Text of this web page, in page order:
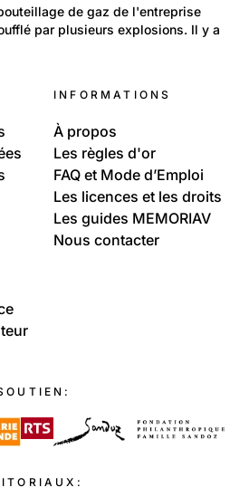
à Renens en 1969
de gaz de l'entreprise
par plusieurs explosions. Il y a
INFORMATIONS
À propos
Les règles d'or
FAQ et Mode d’Emploi
Les licences et les droits
Les guides MEMORIAV
Nous contacter